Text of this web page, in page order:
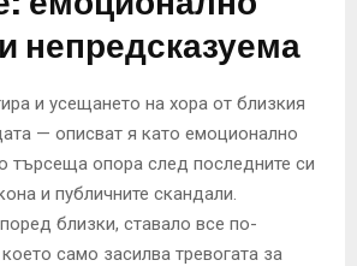
непредсказуема
и усещането на хора от близкия
— описват я като емоционално
търсеща опора след последните си
и публичните скандали.
близки, ставало все по-
само засилва тревогата за